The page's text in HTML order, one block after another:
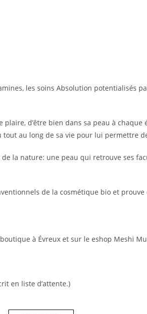
les soins Absolution potentialisés
d’être bien dans sa peau à
au long de sa vie pour lui permettre
la nature: une peau qui retrouve ses
de la cosmétique bio et
à Évreux et sur le eshop Meshi
en liste d’attente.)